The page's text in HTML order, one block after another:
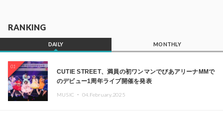
RANKING
DAILY MONTHLY
01
CUTIE STREET、満員の初ワンマンでぴあアリーナMMで
のデビュー1周年ライブ開催を発表
MUSIC ・ 04.February.2025